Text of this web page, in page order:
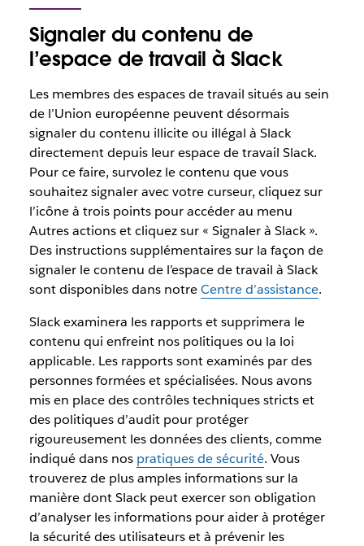
Signaler du contenu de
l’espace de travail à Slack
Les membres des espaces de travail situés au sein
de l’Union européenne peuvent désormais
signaler du contenu illicite ou illégal à Slack
directement depuis leur espace de travail Slack.
Pour ce faire, survolez le contenu que vous
souhaitez signaler avec votre curseur, cliquez sur
l’icône à trois points pour accéder au menu
Autres actions et cliquez sur « Signaler à Slack ».
Des instructions supplémentaires sur la façon de
signaler le contenu de l’espace de travail à Slack
sont disponibles dans notreCentre d’assistance.
Slack examinera les rapports et supprimera le
contenu qui enfreint nos politiques ou la loi
applicable. Les rapports sont examinés par des
personnes formées et spécialisées. Nous avons
mis en place des contrôles techniques stricts et
des politiques d’audit pour protéger
rigoureusement les données des clients, comme
indiqué dans nos pratiques de sécurité. Vous
trouverez de plus amples informations sur la
manière dont Slack peut exercer son obligation
d’analyser les informations pour aider à protéger
la sécurité des utilisateurs et à prévenir les